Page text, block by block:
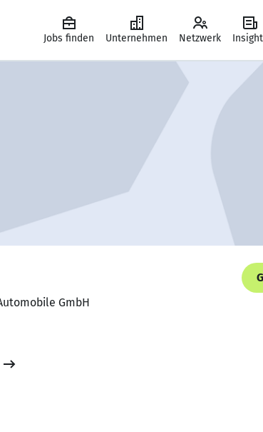
Jobs finden Unternehmen Netzwerk
GmbH